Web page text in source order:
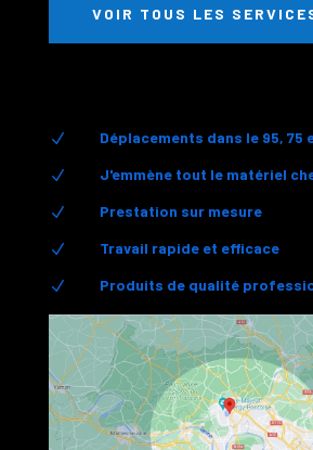
VOIR TOUS LES
N Déplacements dans le 95, 75
N J'emmène tout le matériel
N Prestation sur mesure
N Travail rapide et efficace
N Produits de qualité